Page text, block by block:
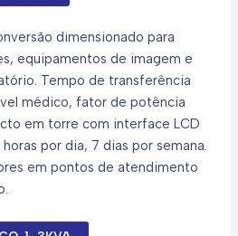
dimensionado para
equipamentos de imagem e
Tempo de transferência
médico, fator de potência
em torre com interface LCD
por dia, 7 dias por semana.
em pontos de atendimento